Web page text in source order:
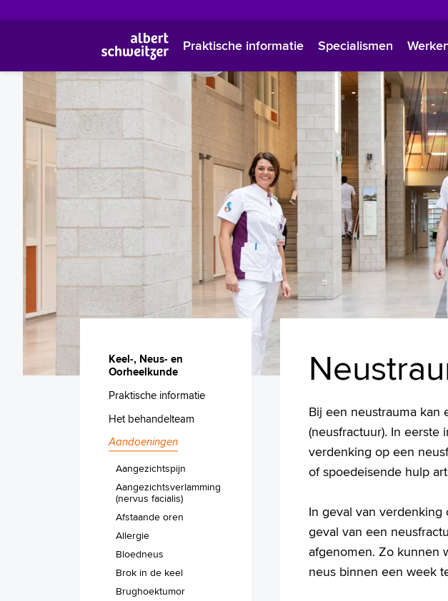
Praktische informatie Specialismen
Keel-, Neus- en
Oorheelkunde
Praktische informatie
Het behandelteam
Aandoeningen
Aangezichtspijn
Aangezichtsverlamming
(nervus facialis)
Afstaande oren
Allergie
Bloedneus
Brok in de keel
Brughoektumor
Bij een neustrauma kan
(neusfractuur). In
verdenking op een
of spoedeisende hulp
In geval van
geval van een
afgenomen. Zo kunnen
neus binnen een week